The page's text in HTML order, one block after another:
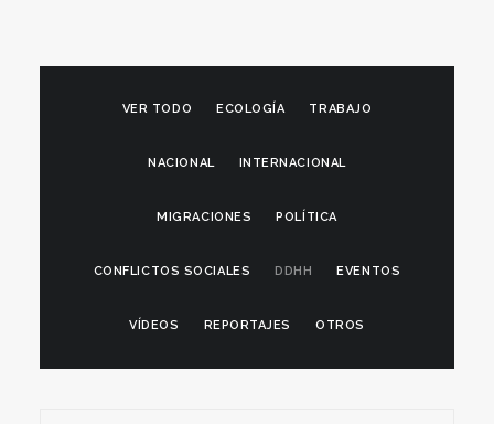
VER TODO ECOLOGÍA TRABAJO
NACIONAL INTERNACIONAL
MIGRACIONES POLÍTICA
CONFLICTOS SOCIALES DDHH EVENTOS
VÍDEOS REPORTAJES OTROS